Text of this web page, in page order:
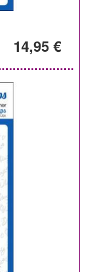
14,95 €